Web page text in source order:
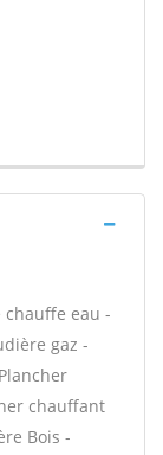
eau -
gaz -
chauffant
Bois -